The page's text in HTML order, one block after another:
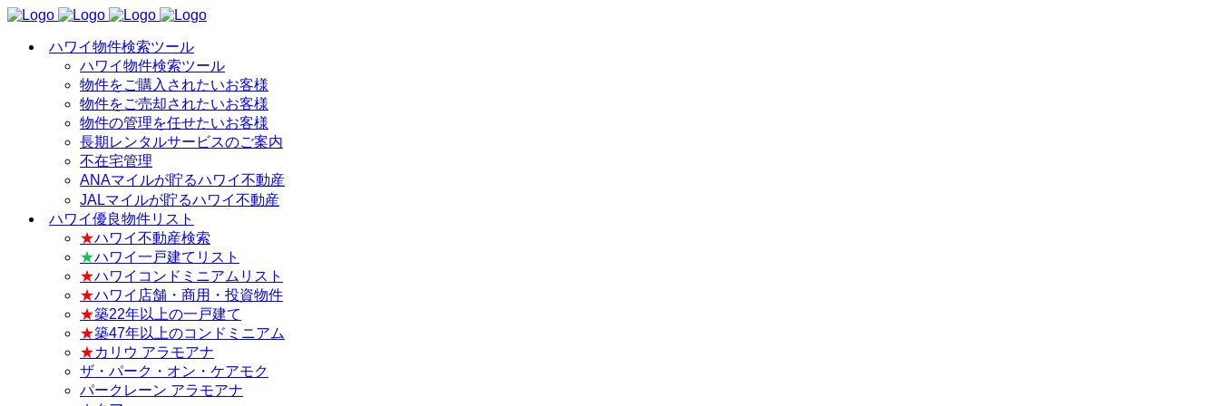
ハワイ物件検索ツール
ハワイ物件検索ツール
物件をご購入されたいお客様
物件をご売却されたいお客様
物件の管理を任せたいお客様
長期レンタルサービスのご案内
不在宅管理
ANAマイルが貯るハワイ不動産
JALマイルが貯るハワイ不動産
ハワイ優良物件リスト
★ハワイ不動産検索
★ハワイ一戸建てリスト
★ハワイコンドミニアムリスト
★ハワイ店舗・商用・投資物件
★築22年以上の一戸建て
★築47年以上のコンドミニアム
★カリウ アラモアナ
ザ・パーク・オン・ケアモク
パークレーン アラモアナ